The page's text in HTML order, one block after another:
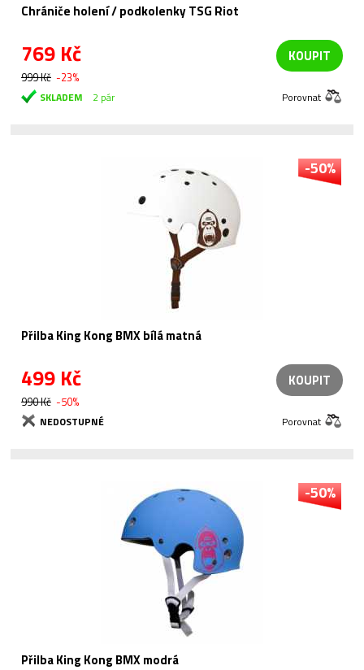
Chrániče holení / podkolenky TSG Riot
769 Kč
999 Kč -23%
KOUPIT
SKLADEM 2 pár Porovnat
-50%
Přilba King Kong BMX bílá matná
499 Kč
990 Kč -50%
KOUPIT
NEDOSTUPNÉ Porovnat
-50%
Přilba King Kong BMX modrá